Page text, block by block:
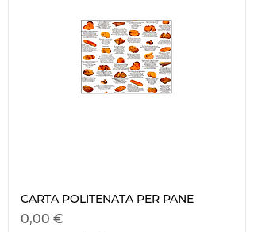
CARTA POLITENATA PER PANE
Precio
0,00 €